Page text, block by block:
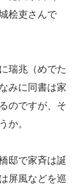
桧吏さんで
瑞兆（めでた
みに同書は家
のですが、そ
か。
邸で家斉は誕
屏風などを巡